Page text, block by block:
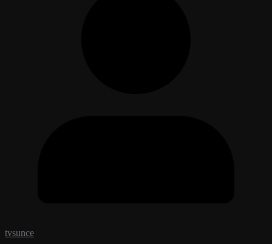
tvsunce